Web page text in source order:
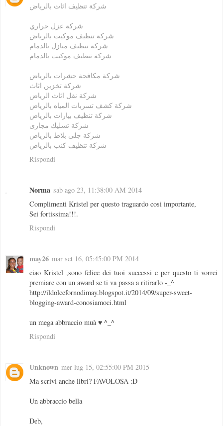
شركة تنظيف اثاث بالرياض
شركة عزل حراري
شركة تنظيف موكيت بالرياض
شركة تنظيف منازل بالدمام
شركة تنظيف موكيت بالدمام
شركة مكافحة حشرات بالرياض
شركة تخزين اثاث
شركة نقل اثاث الرياض
شركة كشف تسربات المياه بالرياض
شركة تنظيف بيارات بالرياض
شركة تسليك مجارى
شركة جلى بلاط بالرياض
شركة تنظيف كنب بالرياض
Rispondi
Norma sab ago 23, 11:38:00 AM 2014
Complimenti Kristel per questo traguardo cosi importante,
Sei fortissima!!!.
Rispondi
may26 mar set 16, 05:45:00 PM 2014
ciao Kristel ,sono felice dei tuoi successi e per questo ti vorrei
premiare con un award se ti va passa a ritirarlo -_^
http://ildolcefornodimay.blogspot.it/2014/09/super-sweet-
blogging-award-conosiamoci.html
un mega abbraccio muà ♥ ^_^
Rispondi
Unknown mer lug 15, 02:55:00 PM 2015
Ma scrivi anche libri? FAVOLOSA :D
Un abbraccio bella
Deb,